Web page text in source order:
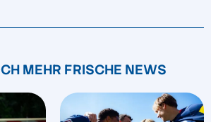
MEHR FRISCHE NEWS